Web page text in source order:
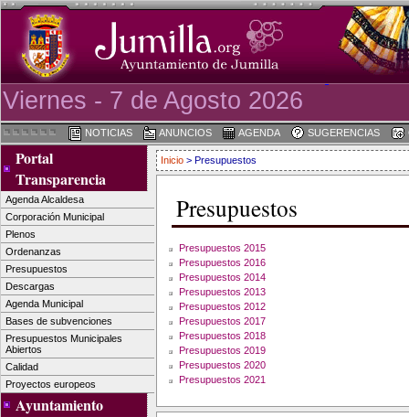
Viernes - 7 de Agosto 2026
NOTICIAS ANUNCIOS AGENDA SUGERENCIAS
Portal
Transparencia
Agenda Alcaldesa
Corporación Municipal
Plenos
Ordenanzas
Presupuestos
Descargas
Agenda Municipal
Bases de subvenciones
Presupuestos Municipales
Abiertos
Calidad
Proyectos europeos
Ayuntamiento
Inicio> Presupuestos
Presupuestos
Presupuestos 2015
Presupuestos 2016
Presupuestos 2014
Presupuestos 2013
Presupuestos 2012
Presupuestos 2017
Presupuestos 2018
Presupuestos 2019
Presupuestos 2020
Presupuestos 2021